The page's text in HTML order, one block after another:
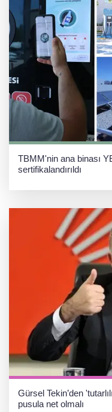
TBMM'nin ana binası
sertifikalandırıldı
Gürsel Tekin’den
pusula net olmalı